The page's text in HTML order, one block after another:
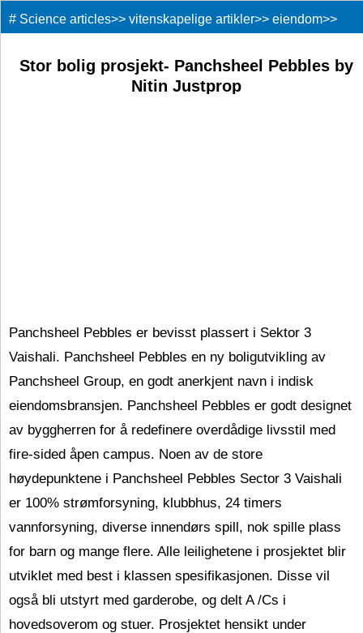
# Science articles>> vitenskapelige artikler>> eiendom>>
Stor bolig prosjekt- Panchsheel Pebbles by
Nitin Justprop
Panchsheel Pebbles er bevisst plassert i Sektor 3
Vaishali. Panchsheel Pebbles en ny boligutvikling av
Panchsheel Group, en godt anerkjent navn i indisk
eiendomsbransjen. Panchsheel Pebbles er godt designet
av byggherren for å redefinere overdådige livsstil med
fire-sided åpen campus. Noen av de store
høydepunktene i Panchsheel Pebbles Sector 3 Vaishali
er 100% strømforsyning, klubbhus, 24 timers
vannforsyning, diverse innendørs spill, nok spille plass
for barn og mange flere. Alle leilighetene i prosjektet blir
utviklet med best i klassen spesifikasjonen. Disse vil
også bli utstyrt med garderobe, og delt A /Cs i
hovedsoverom og stuer. Prosjektet hensikt under